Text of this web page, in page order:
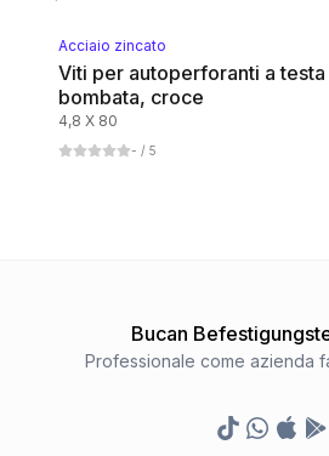
Acciaio zincato
Viti per autoperforanti a testa
bombata, croce
4,8 X 80
- / 5
Bucan
Professionale come azienda
TikTokWhatsapp